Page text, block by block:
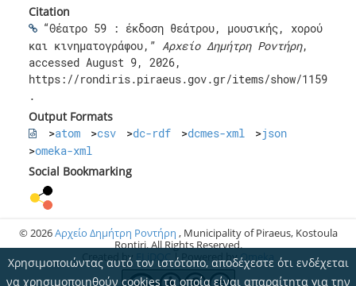
Χρησιμοποιώντας αυτό τον ιστότοπο, αποδέχεστε ότι ενδέχεται
να χρησιμοποιηθούν cookies τα οποία είναι απαραίτητα για την
Citation
“Θέατρο 59 : έκδοση θεάτρου, μουσικής, χορού
και κινηματογράφου,” Αρχείο Δημήτρη Ροντήρη,
accessed August 9, 2026,
https://rondiris.piraeus.gov.gr/items/show/1159
.
Output Formats
atom
csv dc-rdf dcmes-xml
json
omeka-xml
Social Bookmarking
© 2026Αρχείο Δημήτρη Ροντήρη , Municipality of Piraeus, Kostoula
Rontiri. All Rights Reserved.
Created by
| Powered by Omeka